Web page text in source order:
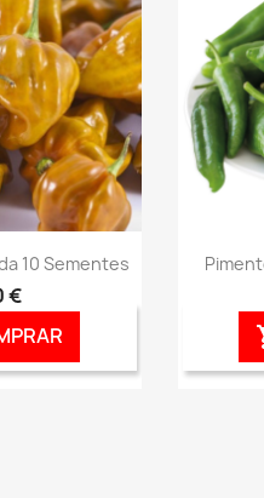
10 Sementes
€